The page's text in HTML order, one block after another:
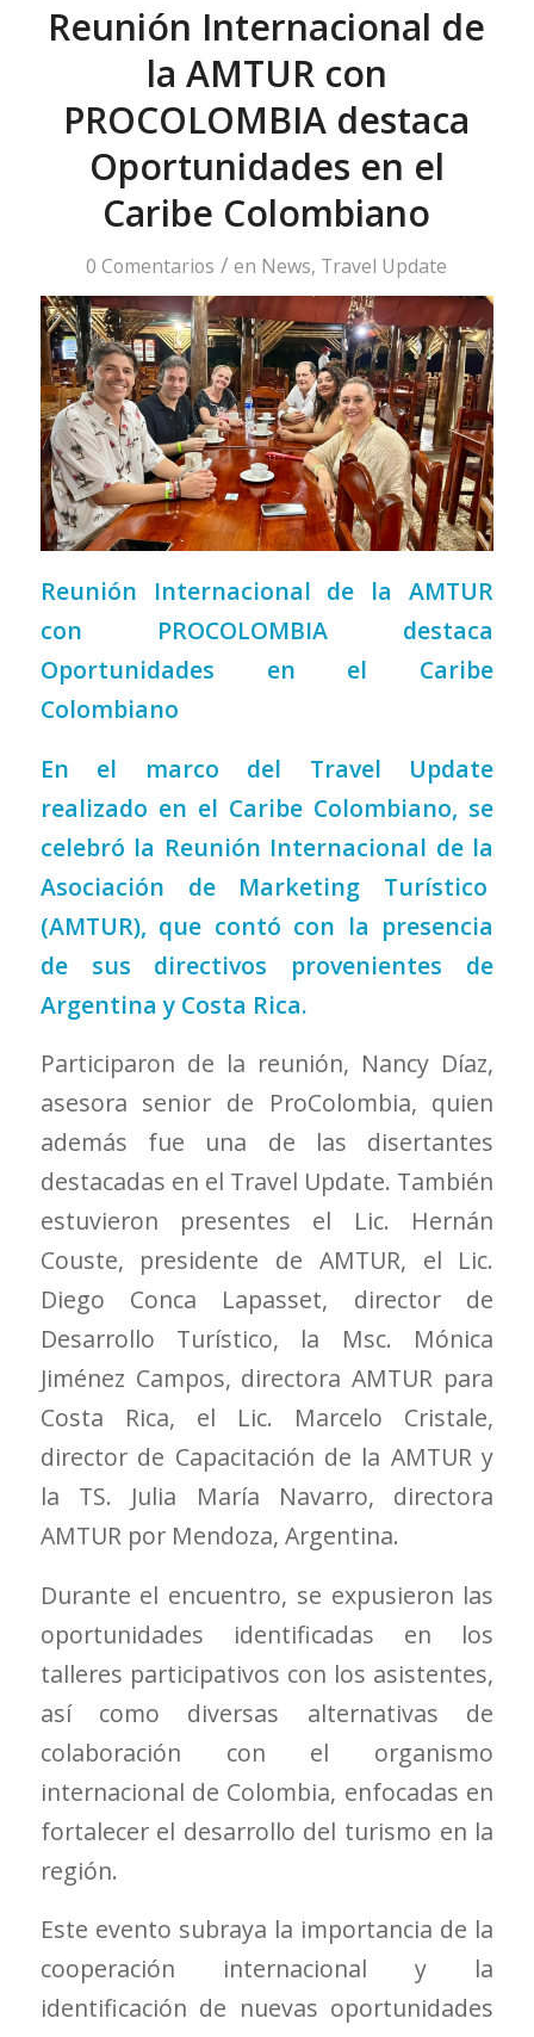
Reunión Internacional de
la AMTUR con
PROCOLOMBIA destaca
Oportunidades en el
Caribe Colombiano
0 Comentarios / en News, Travel Update
Reunión Internacional de la AMTUR
con PROCOLOMBIA destaca
Oportunidades en el Caribe
Colombiano
En el marco del Travel Update
realizado en el Caribe Colombiano, se
celebró la Reunión Internacional de la
Asociación de Marketing Turístico
(AMTUR), que contó con la presencia
de sus directivos provenientes de
Argentina y Costa Rica.
Participaron de la reunión, Nancy Díaz,
asesora senior de ProColombia, quien
además fue una de las disertantes
destacadas en el Travel Update. También
estuvieron presentes el Lic. Hernán
Couste, presidente de AMTUR, el Lic.
Diego Conca Lapasset, director de
Desarrollo Turístico, la Msc. Mónica
Jiménez Campos, directora AMTUR para
Costa Rica, el Lic. Marcelo Cristale,
director de Capacitación de la AMTUR y
la TS. Julia María Navarro, directora
AMTUR por Mendoza, Argentina.
Durante el encuentro, se expusieron las
oportunidades identificadas en los
talleres participativos con los asistentes,
así como diversas alternativas de
colaboración con el organismo
internacional de Colombia, enfocadas en
fortalecer el desarrollo del turismo en la
región.
Este evento subraya la importancia de la
cooperación internacional y la
identificación de nuevas oportunidades